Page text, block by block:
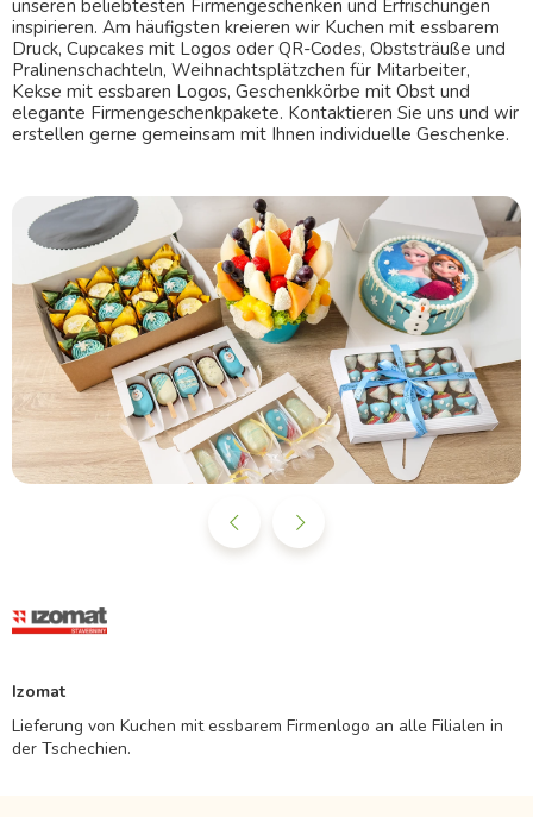
unseren beliebtesten Firmengeschenken und Erfrischungen
inspirieren. Am häufigsten kreieren wir Kuchen mit essbarem
Druck, Cupcakes mit Logos oder QR-Codes, Obststräuße und
Pralinenschachteln, Weihnachtsplätzchen für Mitarbeiter,
Kekse mit essbaren Logos, Geschenkkörbe mit Obst und
elegante Firmengeschenkpakete. Kontaktieren Sie uns und wir
erstellen gerne gemeinsam mit Ihnen individuelle Geschenke.
Izomat
Lieferung von Kuchen mit essbarem Firmenlogo an alle Filialen in
der Tschechien.